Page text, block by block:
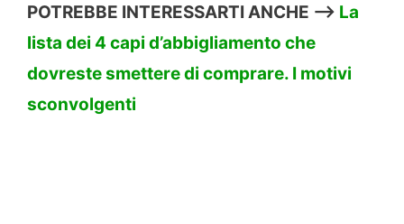
POTREBBE INTERESSARTI ANCHE —-> La
lista dei 4 capi d’abbigliamento che
dovreste smettere di comprare. I motivi
sconvolgenti